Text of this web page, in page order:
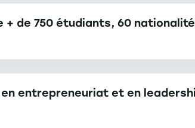
de 750 étudiants, 60
entrepreneuriat et en